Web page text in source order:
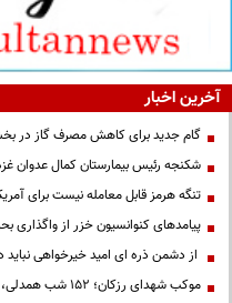
آخرین اخبار
گام جدید برای کاهش مصرف گاز در
شکنجه رئیس بیمارستان کمال عدوان
تنگه هرمز قابل معامله نیست برای
پیامدهای کنوانسیون خزر از واگذاری
از دشمن ذره ای امید خیرخواهی نباید
موکب شهدای رزکان؛ ۱۵۲ شب همدلی، خدمت و میزبانی از مردم ولایت‌مدار شهریار